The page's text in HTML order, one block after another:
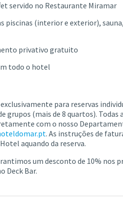
servido no Restaurante Miramar
piscinas (interior e exterior),
privativo gratuito
todo o hotel
para reservas
grupos (mais de 8 quartos). Todas
com o nosso
. As instruções de
aquando da reserva.
um desconto de 10% nos
Deck Bar.